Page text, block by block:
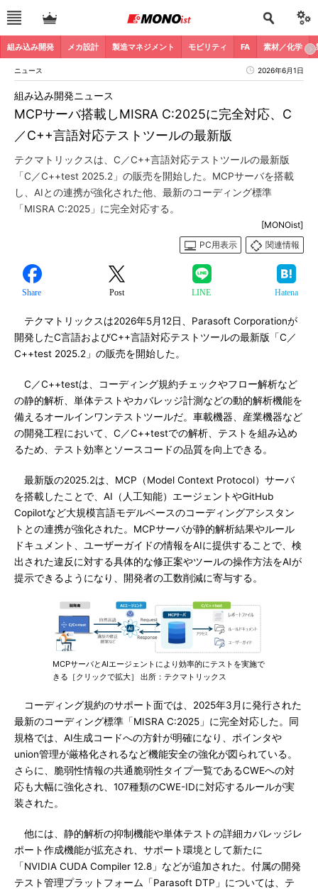
組み込み開発 メカ設計 製造マネジメント モビリティ FA 素材／化学
ニュース 2026年6月1日
MCPサーバ搭載しMISRA C:2025に完全対応、C
／C++言語対応テストツールの最新版
組み込み開発ニュース
テクマトリックスは、C／C++言語対応テストツールの最新版
「C／C++test 2025.2」の販売を開始した。MCPサーバを搭載
し、AIとの連携が強化された他、最新のコーディング標準
「MISRA C:2025」に完全対応する。
[MONOist]
PC用表示
関連情報
Share Post LINE Hatena
テクマトリックスは2026年5月12日、Parasoft Corporationが
開発したC言語およびC++言語対応テストツールの最新版「C／
C++test 2025.2」の販売を開始した。
C／C++testは、コーディング規約チェックやフロー解析など
の静的解析、単体テストやカバレッジ計測などの動的解析機能を
備えるオールインワンテストツールだ。車載機器、産業機器など
の開発工程において、C／C++testでの解析、テストを組み込め
るため、テスト効率とソースコードの品質を向上できる。
最新版の2025.2は、MCP（Model Context Protocol）サーバ
を搭載したことで、AI（人工知能）エージェントやGitHub
Copilotなど大規模言語モデルベースのコーディングアシスタン
トとの連携が強化された。MCPサーバが静的解析結果やルール
ドキュメント、ユーザーガイドの情報をAIに提供することで、検
出された違反に対する具体的な修正案やツールの操作方法をAIが
提示できるようになり、開発者の工数削減に寄与する。
MCPサーバとAIエージェントにより効率的にテストを実施で
きる［クリックで拡大］ 出所：テクマトリックス
コーディング規約のサポート面では、2025年3月に発行された
最新のコーディング標準「MISRA C:2025」に完全対応した。同
規格では、AI生成コードへの方針が明確になり、ポインタや
union管理が厳格化されるなど機能安全の強化が図られている。
さらに、脆弱性情報の共通脆弱性タイプ一覧であるCWEへの対
応も大幅に強化され、107種類のCWE-IDに対応するルールが実
装された。
他には、静的解析の抑制機能や単体テストの詳細カバレッジレ
ポート作成機能が拡充され、サポート環境として新たに
「NVIDIA CUDA Compiler 12.8」などが追加された。付属の開発
テスト管理プラットフォーム「Parasoft DTP」については、テ